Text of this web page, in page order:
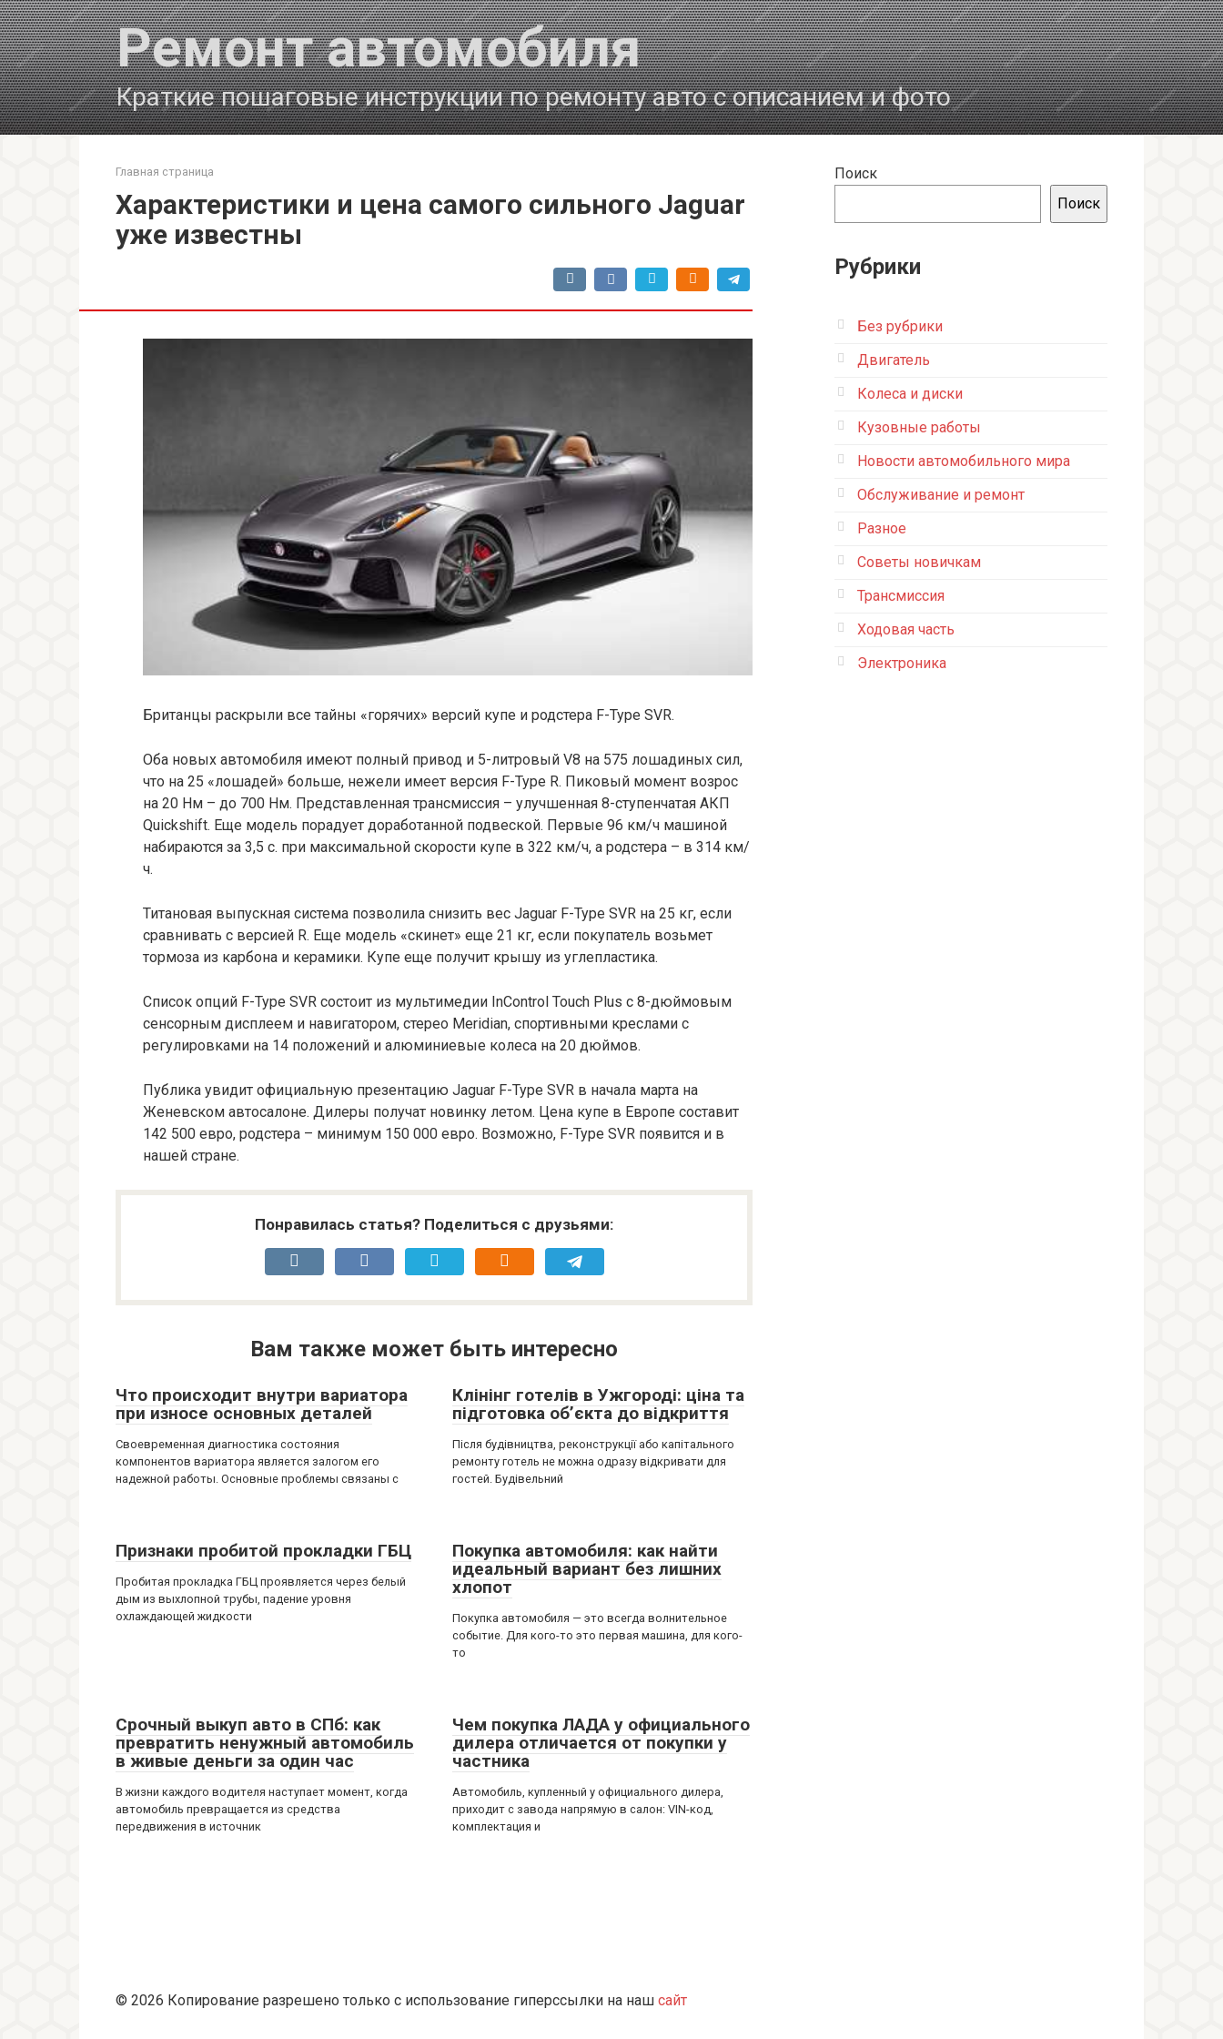
Перейти
к
контенту
Ремонт автомобиля
Краткие пошаговые инструкции по ремонту авто с описанием и фото
Главная страница
Характеристики и цена самого сильного Jaguar
уже известны
Британцы раскрыли все тайны «горячих» версий купе и родстера F-Type SVR.
Оба новых автомобиля имеют полный привод и 5-литровый V8 на 575 лошадиных сил,
что на 25 «лошадей» больше, нежели имеет версия F-Type R. Пиковый момент возрос
на 20 Нм – до 700 Нм. Представленная трансмиссия – улучшенная 8-ступенчатая АКП
Quickshift. Еще модель порадует доработанной подвеской. Первые 96 км/ч машиной
набираются за 3,5 с. при максимальной скорости купе в 322 км/ч, а родстера – в 314 км/
ч.
Титановая выпускная система позволила снизить вес Jaguar F-Type SVR на 25 кг, если
сравнивать с версией R. Еще модель «скинет» еще 21 кг, если покупатель возьмет
тормоза из карбона и керамики. Купе еще получит крышу из углепластика.
Список опций F-Type SVR состоит из мультимедии InControl Touch Plus с 8-дюймовым
сенсорным дисплеем и навигатором, стерео Meridian, спортивными креслами с
регулировками на 14 положений и алюминиевые колеса на 20 дюймов.
Публика увидит официальную презентацию Jaguar F-Type SVR в начала марта на
Женевском автосалоне. Дилеры получат новинку летом. Цена купе в Европе составит
142 500 евро, родстера – минимум 150 000 евро. Возможно, F-Type SVR появится и в
нашей стране.
Понравилась статья? Поделиться с друзьями:
Вам также может быть интересно
Что происходит внутри вариатора
при износе основных деталей
Своевременная диагностика состояния
компонентов вариатора является залогом его
надежной работы. Основные проблемы связаны с
Клінінг готелів в Ужгороді: ціна та
підготовка об’єкта до відкриття
Після будівництва, реконструкції або капітального
ремонту готель не можна одразу відкривати для
гостей. Будівельний
Признаки пробитой прокладки ГБЦ
Пробитая прокладка ГБЦ проявляется через белый
дым из выхлопной трубы, падение уровня
охлаждающей жидкости
Покупка автомобиля: как найти
идеальный вариант без лишних
хлопот
Покупка автомобиля — это всегда волнительное
событие. Для кого-то это первая машина, для кого-
то
Срочный выкуп авто в СПб: как
превратить ненужный автомобиль
в живые деньги за один час
В жизни каждого водителя наступает момент, когда
автомобиль превращается из средства
передвижения в источник
Чем покупка ЛАДА у официального
дилера отличается от покупки у
частника
Автомобиль, купленный у официального дилера,
приходит с завода напрямую в салон: VIN-код,
комплектация и
Поиск
Поиск
Рубрики
Без рубрики
Двигатель
Колеса и диски
Кузовные работы
Новости автомобильного мира
Обслуживание и ремонт
Разное
Советы новичкам
Трансмиссия
Ходовая часть
Электроника
© 2026 Копирование разрешено только с использование гиперссылки на наш сайт